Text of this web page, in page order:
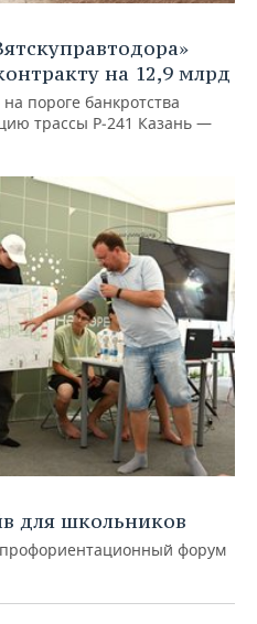
на 12,9 млрд
пороге банкротства
трассы Р‑241 Казань —
для школьников
форум